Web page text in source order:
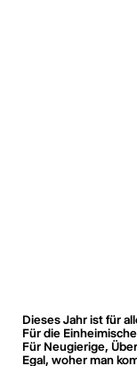
Dieses Jahr ist für
Für die
Für Neugierige,
Egal, woher man